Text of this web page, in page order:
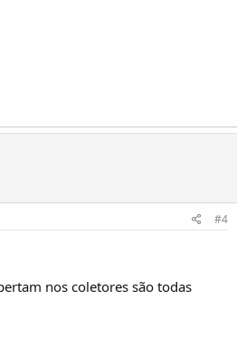
#4
nos coletores são todas